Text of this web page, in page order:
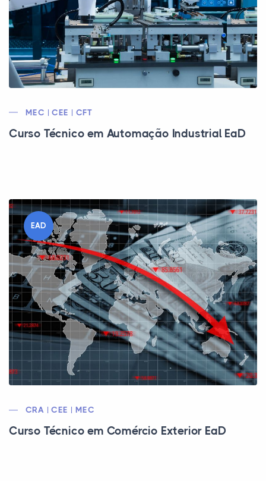
MEC | CEE | CFT
Curso Técnico em Automação Industrial EaD
EAD
CRA | CEE | MEC
Curso Técnico em Comércio Exterior EaD